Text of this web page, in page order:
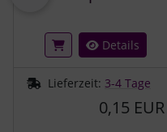
Details
Lieferzeit: 3-4 Tage
0,15 EUR